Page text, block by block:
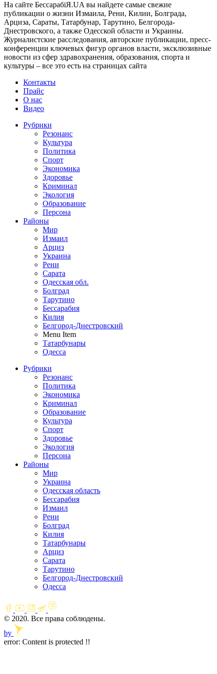
На сайте БессарабіЯ.UA вы найдете самые свежие
публикации о жизни Измаила, Рени, Килии, Болграда,
Арциза, Сараты, Татарбунар, Тарутино, Белгорода-
Днестровского, а также Одесской области и Украины.
Журналистские расследования, авторские публикации, пресс-
конференции ключевых фигур органов власти, эксклюзивные
новости из сфер здравохранения, образования, спорта и
культуры – все это есть на страницах сайта
Контакты
Прайс
О нас
Видео
Рубрики
Резонанс
Культура
Политика
Спорт
Экономика
Здоровье
Криминал
Экология
Образование
Персона
Районы
Мир
Измаил
Арциз
Украина
Рени
Сарата
Одесская обл.
Болград
Тарутино
Бессарабия
Килия
Белгород-Днестровский
Menu Item
Татарбунары
Одесса
Рубрики
Резонанс
Политика
Экономика
Криминал
Образование
Культура
Спорт
Здоровье
Экология
Персона
Районы
Мир
Украина
Одесская область
Бессарабия
Измаил
Рени
Болград
Килия
Татарбунары
Арциз
Сарата
Тарутино
Белгород-Днестровский
Одесса
© 2020. Все права соблюдены.
by
error: Content is protected !!